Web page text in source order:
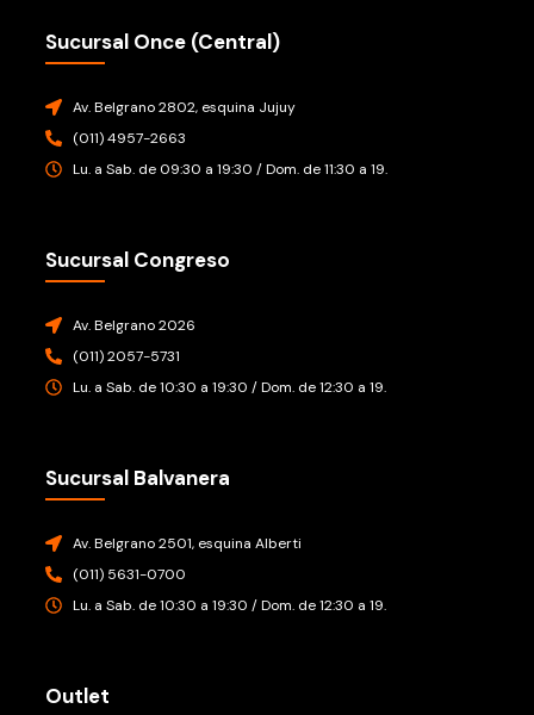
Sucursal Once (Central)
Av. Belgrano 2802, esquina Jujuy
(011) 4957-2663
Lu. a Sab. de 09:30 a 19:30 / Dom. de 11:30 a 19.
Sucursal Congreso
Av. Belgrano 2026
(011) 2057-5731
Lu. a Sab. de 10:30 a 19:30 / Dom. de 12:30 a 19.
Sucursal Balvanera
Av. Belgrano 2501, esquina Alberti
(011) 5631-0700
Lu. a Sab. de 10:30 a 19:30 / Dom. de 12:30 a 19.
Outlet